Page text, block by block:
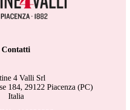
Contatti
4 Valli Srl
184, 29122 Piacenza (PC)
Italia